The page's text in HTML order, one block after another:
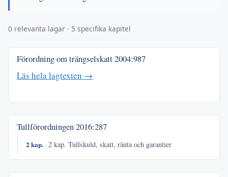
0 relevanta lagar · 5 specifika kapitel
Förordning om trängselskatt2004:987
Läs hela lagtexten →
Tullförordningen2016:287
2 kap. 2 kap. Tullskuld, skatt, ränta och garantier